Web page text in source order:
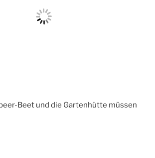
Beet und die Gartenhütte müssen